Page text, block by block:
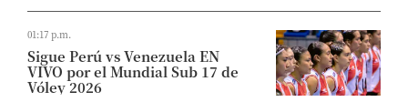
01:17 p.m.
Sigue Perú vs Venezuela EN
VIVO por el Mundial Sub 17 de
Vóley 2026